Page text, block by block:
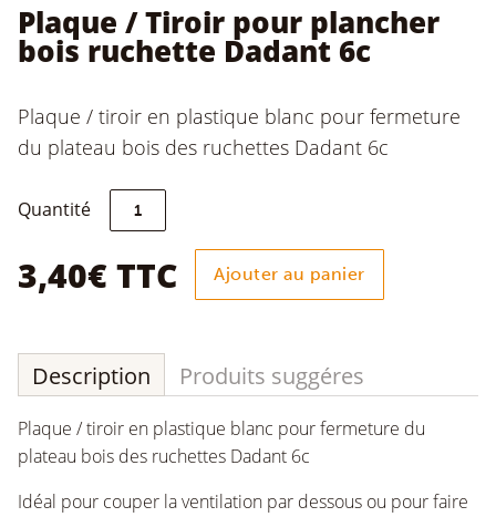
Plaque / Tiroir pour plancher
bois ruchette Dadant 6c
Plaque / tiroir en plastique blanc pour fermeture
du plateau bois des ruchettes Dadant 6c
Quantité quantité
Plaque
Tiroir
ruchette
Dadant
6c
3,40€ TTC Ajouter au panier
Description Produits suggéres
Plaque / tiroir en plastique blanc pour fermeture du
plateau bois des ruchettes Dadant 6c
Idéal pour couper la ventilation par dessous ou pour faire